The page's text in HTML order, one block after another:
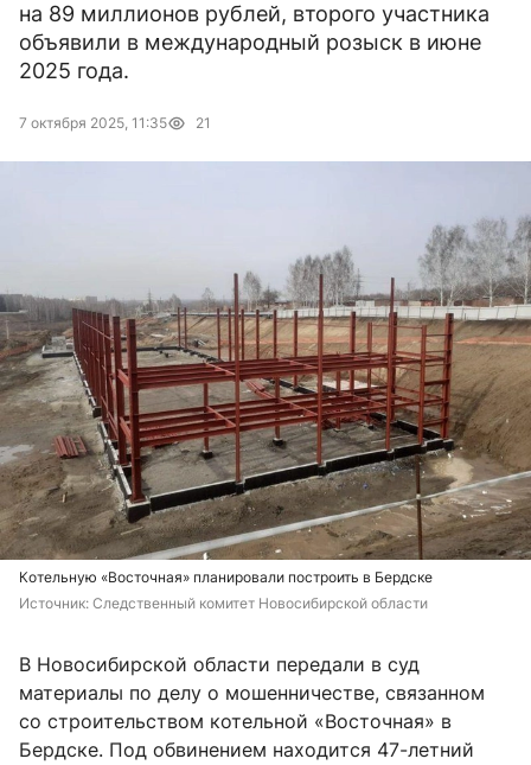
на 89 миллионов рублей, второго участника
объявили в международный розыск в июне
2025 года.
7 октября 2025, 11:35 21
Котельную «Восточная» планировали построить в Бердске
Источник: Следственный комитет Новосибирской области
В Новосибирской области передали в суд
материалы по делу о мошенничестве, связанном
со строительством котельной «Восточная» в
Бердске. Под обвинением находится 47-летний